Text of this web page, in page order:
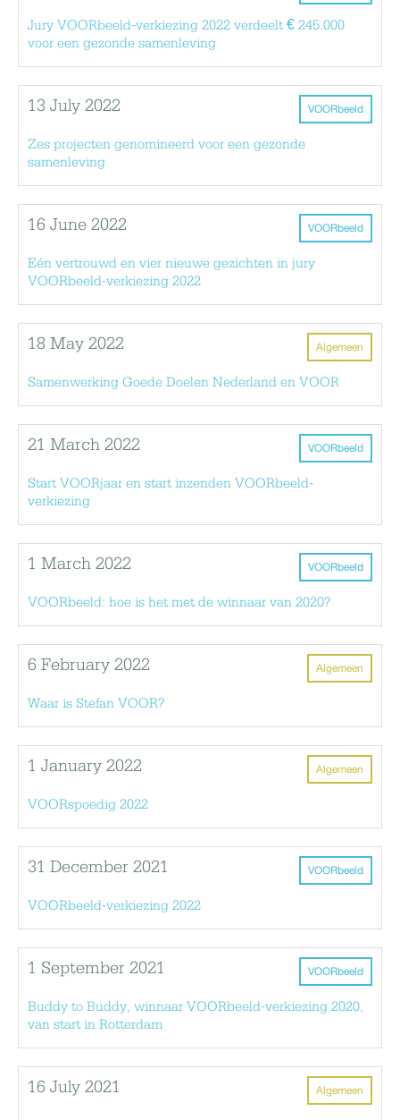
Jury VOORbeeld-verkiezing 2022 verdeelt € 245.000
voor een gezonde samenleving
VOORbeeld
13 July 2022
Zes projecten genomineerd voor een gezonde
samenleving
VOORbeeld
16 June 2022
Eén vertrouwd en vier nieuwe gezichten in jury
VOORbeeld-verkiezing 2022
Algemeen
18 May 2022
Samenwerking Goede Doelen Nederland en VOOR
VOORbeeld
21 March 2022
Start VOORjaar en start inzenden VOORbeeld-
verkiezing
VOORbeeld
1 March 2022
VOORbeeld: hoe is het met de winnaar van 2020?
Algemeen
6 February 2022
Waar is Stefan VOOR?
Algemeen
1 January 2022
VOORspoedig 2022
VOORbeeld
31 December 2021
VOORbeeld-verkiezing 2022
VOORbeeld
1 September 2021
Buddy to Buddy, winnaar VOORbeeld-verkiezing 2020,
van start in Rotterdam
Algemeen
16 July 2021